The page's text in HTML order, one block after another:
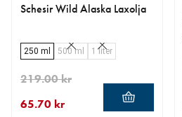
Schesir Wild Alaska Laxolja
250 ml 500 ml 1 liter
65.70 kr
219.00 kr